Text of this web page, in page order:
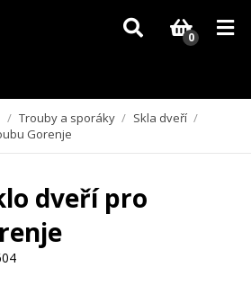
se může dodání dílů, které nejsou skladem,
Děkujeme za pochopení.
0
/ Trouby a sporáky / Skla dveří /
Gorenje
dveří pro